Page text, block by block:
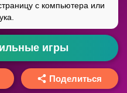
игры
Поделиться